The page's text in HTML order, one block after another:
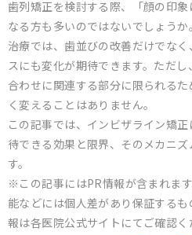
歯列矯正を検討する際、「顔の印
なる方も多いのではないでしょう
治療では、歯並びの改善だけでな
スにも変化が期待できます。ただ
合わせに関連する部分に限られる
く変えることはありません。
この記事では、インビザライン矯
待できる効果と限界、そのメカニ
す。
※この記事にはPR情報が含まれま
能などには個人差があり保証する
報は各医院公式サイトにてご確認く